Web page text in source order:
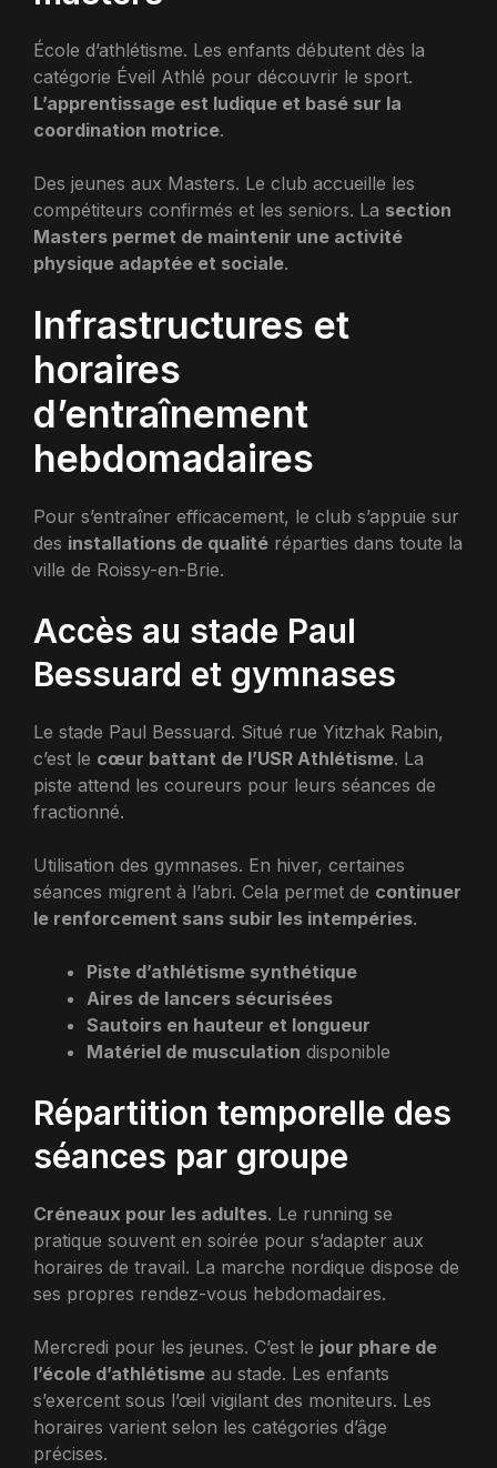
École d’athlétisme. Les enfants débutent dès la
catégorie Éveil Athlé pour découvrir le sport.
L’apprentissage est ludique et basé sur la
coordination motrice.
Des jeunes aux Masters. Le club accueille les
compétiteurs confirmés et les seniors. La section
Masters permet de maintenir une activité
physique adaptée et sociale.
Infrastructures et
horaires
d’entraînement
hebdomadaires
Pour s’entraîner efficacement, le club s’appuie sur
des installations de qualité réparties dans toute la
ville de Roissy-en-Brie.
Accès au stade Paul
Bessuard et gymnases
Le stade Paul Bessuard. Situé rue Yitzhak Rabin,
c’est le cœur battant de l’USR Athlétisme. La
piste attend les coureurs pour leurs séances de
fractionné.
Utilisation des gymnases. En hiver, certaines
séances migrent à l’abri. Cela permet de continuer
le renforcement sans subir les intempéries.
Piste d’athlétisme synthétique
Aires de lancers sécurisées
Sautoirs en hauteur et longueur
Matériel de musculation disponible
Répartition temporelle des
séances par groupe
Créneaux pour les adultes. Le running se
pratique souvent en soirée pour s’adapter aux
horaires de travail. La marche nordique dispose de
ses propres rendez-vous hebdomadaires.
Mercredi pour les jeunes. C’est le jour phare de
l’école d’athlétisme au stade. Les enfants
s’exercent sous l’œil vigilant des moniteurs. Les
horaires varient selon les catégories d’âge
précises.